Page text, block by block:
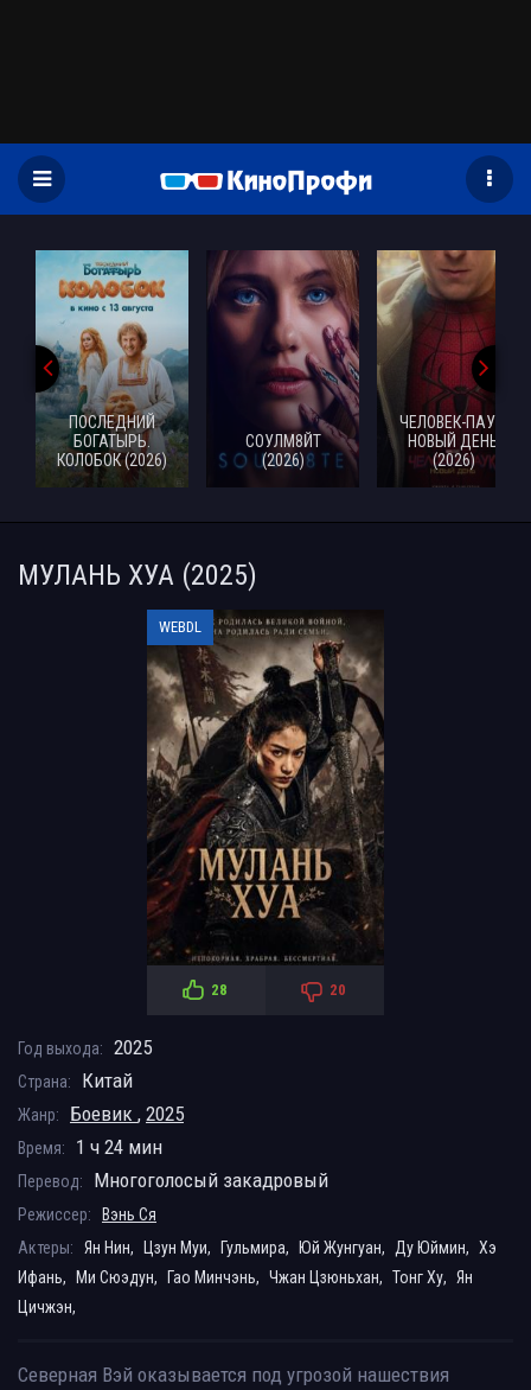
ПОСЛЕДНИЙ
БОГАТЫРЬ.
КОЛОБОК (2026)
СОУЛМ8ЙТ
(2026)
ЧЕЛОВЕК-ПАУК:
НОВЫЙ ДЕНЬ
(2026)
МУЛАНЬ ХУА (2025)
WEBDL
28 20
Год выхода: 2025
Страна: Китай
Жанр: Боевик , 2025
Время: 1 ч 24 мин
Перевод: Многоголосый закадровый
Режиссер:
Вэнь Ся
Актеры:
Ян Нин, Цзун Муи, Гульмира, Юй Жунгуан, Ду Юймин, Хэ
Ифань,
Ми Сюэдун, Гао Минчэнь, Чжан Цзюньхан, Тонг Ху, Ян
Цичжэн,
Северная Вэй оказывается под угрозой нашествия